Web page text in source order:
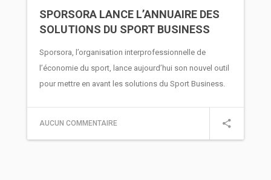
SPORSORA LANCE L’ANNUAIRE DES
SOLUTIONS DU SPORT BUSINESS
Sporsora, l’organisation interprofessionnelle de
l’économie du sport, lance aujourd’hui son nouvel outil
pour mettre en avant les solutions du Sport Business.
AUCUN COMMENTAIRE